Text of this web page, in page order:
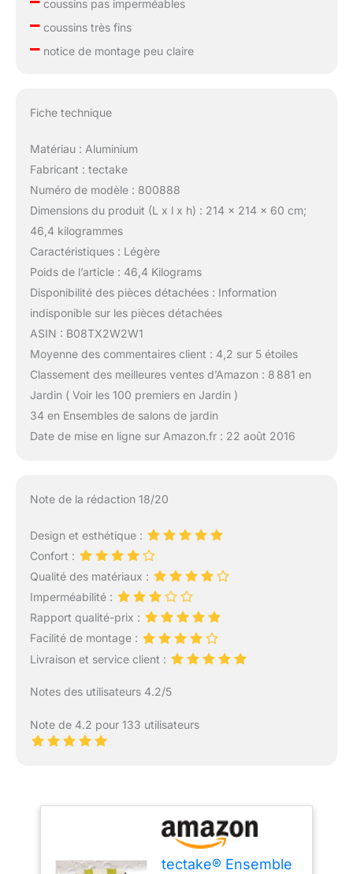
coussins pas imperméables
–coussins très fins
–notice de montage peu claire
Fiche technique
Matériau : Aluminium
Fabricant : tectake
Numéro de modèle : 800888
Dimensions du produit (L x l x h) : 214 x 214 x 60 cm;
46,4 kilogrammes
Caractéristiques : Légère
Poids de l’article : 46,4 Kilograms
Disponibilité des pièces détachées : Information
indisponible sur les pièces détachées
ASIN : B08TX2W2W1
Moyenne des commentaires client : 4,2 sur 5 étoiles
Classement des meilleures ventes d’Amazon : 8 881 en
Jardin ( Voir les 100 premiers en Jardin )
34 en Ensembles de salons de jardin
Date de mise en ligne sur Amazon.fr : 22 août 2016
Note de la rédaction 18/20
Design et esthétique :
Confort :
Qualité des matériaux :
Imperméabilité :
Rapport qualité-prix :
Facilité de montage :
Livraison et service client :
Notes des utilisateurs 4.2/5
Note de 4.2 pour 133 utilisateurs
tectake® Ensemble